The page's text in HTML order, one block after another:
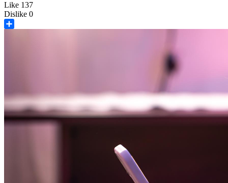
Like 137
Dislike 0